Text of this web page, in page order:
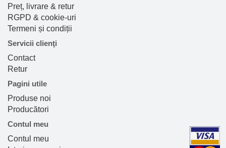
Preț, livrare & retur
RGPD & cookie-uri
Termeni și condiții
Servicii clienţi
Contact
Retur
Pagini utile
Produse noi
Producători
Contul meu
Contul meu